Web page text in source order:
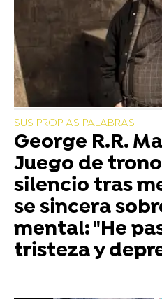
SUS PROPIAS PALABRAS
George R.R.
Juego de
silencio tras
se sincera
mental: "He
tristeza y